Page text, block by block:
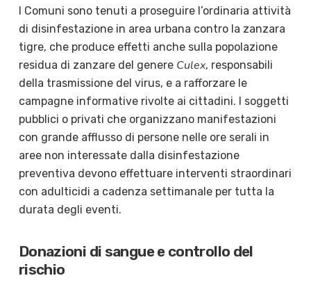
I Comuni sono tenuti a proseguire l’ordinaria attività
di disinfestazione in area urbana contro la zanzara
tigre, che produce effetti anche sulla popolazione
residua di zanzare del genere Culex, responsabili
della trasmissione del virus, e a rafforzare le
campagne informative rivolte ai cittadini. I soggetti
pubblici o privati che organizzano manifestazioni
con grande afflusso di persone nelle ore serali in
aree non interessate dalla disinfestazione
preventiva devono effettuare interventi straordinari
con adulticidi a cadenza settimanale per tutta la
durata degli eventi.
Donazioni di sangue e controllo del
rischio